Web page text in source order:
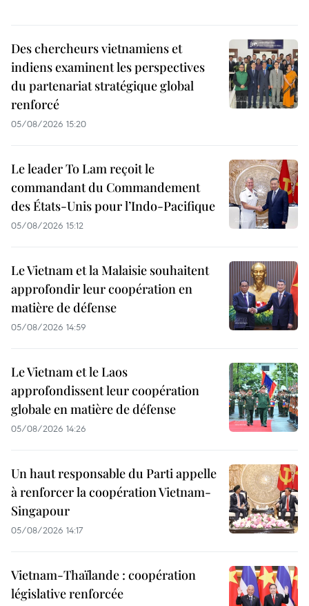
Des chercheurs vietnamiens et
indiens examinent les perspectives
du partenariat stratégique global
renforcé
05/08/2026 15:20
Le leader To Lam reçoit le
commandant du Commandement
des États-Unis pour l’Indo-Pacifique
05/08/2026 15:12
Le Vietnam et la Malaisie souhaitent
approfondir leur coopération en
matière de défense
05/08/2026 14:59
Le Vietnam et le Laos
approfondissent leur coopération
globale en matière de défense
05/08/2026 14:26
Un haut responsable du Parti appelle
à renforcer la coopération Vietnam-
Singapour
05/08/2026 14:17
Vietnam-Thaïlande : coopération
législative renforcée